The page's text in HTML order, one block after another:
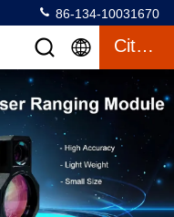
86-134-10031670
Citation